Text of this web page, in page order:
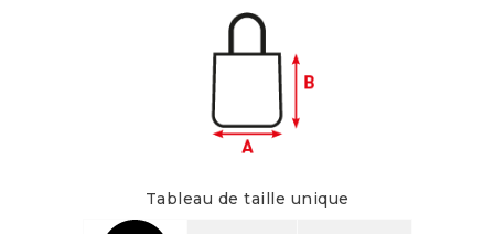
Tableau de taille unique